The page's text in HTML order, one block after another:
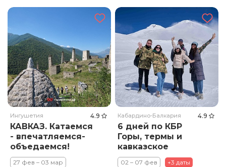
Ингушетия 4.9
КАВКАЗ. Катаемся
- впечатляемся-
объедаемся!
27 фев – 03 мар
Кабардино-Балкария 4.9
6 дней по КБР
Горы, термы и
кавказское
гостеприимство.
02 – 07 фев +3 даты